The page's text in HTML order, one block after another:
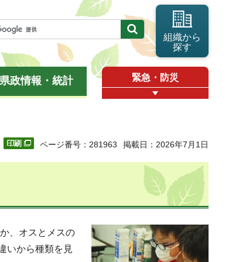
組織から
探す
県政情報・統計 緊急・防災
ページ番号：281963 掲載日：2026年7月1日
、オスとメスの
いから種類を見